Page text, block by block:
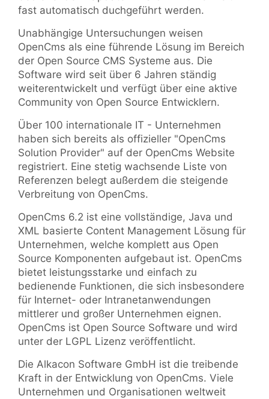
fast automatisch duchgeführt werden.
Unabhängige Untersuchungen weisen
OpenCms als eine führende Lösung im Bereich
der Open Source CMS Systeme aus. Die
Software wird seit über 6 Jahren ständig
weiterentwickelt und verfügt über eine aktive
Community von Open Source Entwicklern.
Über 100 internationale IT - Unternehmen
haben sich bereits als offizieller "OpenCms
Solution Provider" auf der OpenCms Website
registriert. Eine stetig wachsende Liste von
Referenzen belegt außerdem die steigende
Verbreitung von OpenCms.
OpenCms 6.2 ist eine vollständige, Java und
XML basierte Content Management Lösung für
Unternehmen, welche komplett aus Open
Source Komponenten aufgebaut ist. OpenCms
bietet leistungsstarke und einfach zu
bedienende Funktionen, die sich insbesondere
für Internet- oder Intranetanwendungen
mittlerer und großer Unternehmen eignen.
OpenCms ist Open Source Software und wird
unter der LGPL Lizenz veröffentlicht.
Die Alkacon Software GmbH ist die treibende
Kraft in der Entwicklung von OpenCms. Viele
Unternehmen und Organisationen weltweit